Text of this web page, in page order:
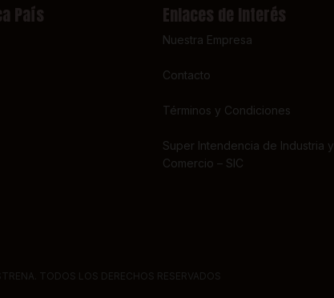
País Enlaces de Interés
Nuestra Empresa
Contacto
Términos y Condiciones
Super Intendencia de Industria y
Comercio – SIC
TODOS LOS DERECHOS RESERVADOS